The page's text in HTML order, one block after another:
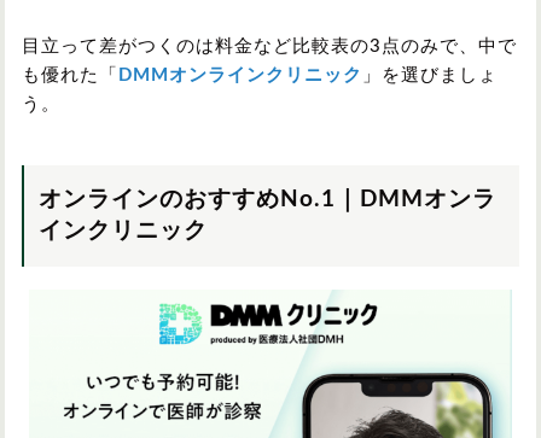
目立って差がつくのは料金など比較表の3点のみで、中で
も優れた「 DMMオンラインクリニック 」を選びましょ
う。
オンラインのおすすめNo.1｜DMMオンラ
インクリニック